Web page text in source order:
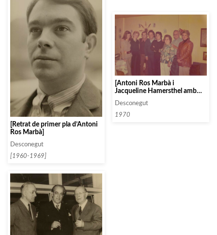
[Retrat de primer pla d’Antoni
Ros Marbà]
Desconegut
[1960-1969]
[Antoni Ros Marbà i
Jacqueline Hamersthel amb
Hermann Wilhelm i els seus
pares]
Desconegut
1970